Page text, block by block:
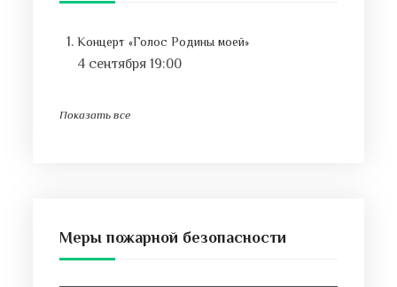
Концерт «Голос Родины моей»
4 сентября 19:00
Показать все
Меры пожарной безопасности